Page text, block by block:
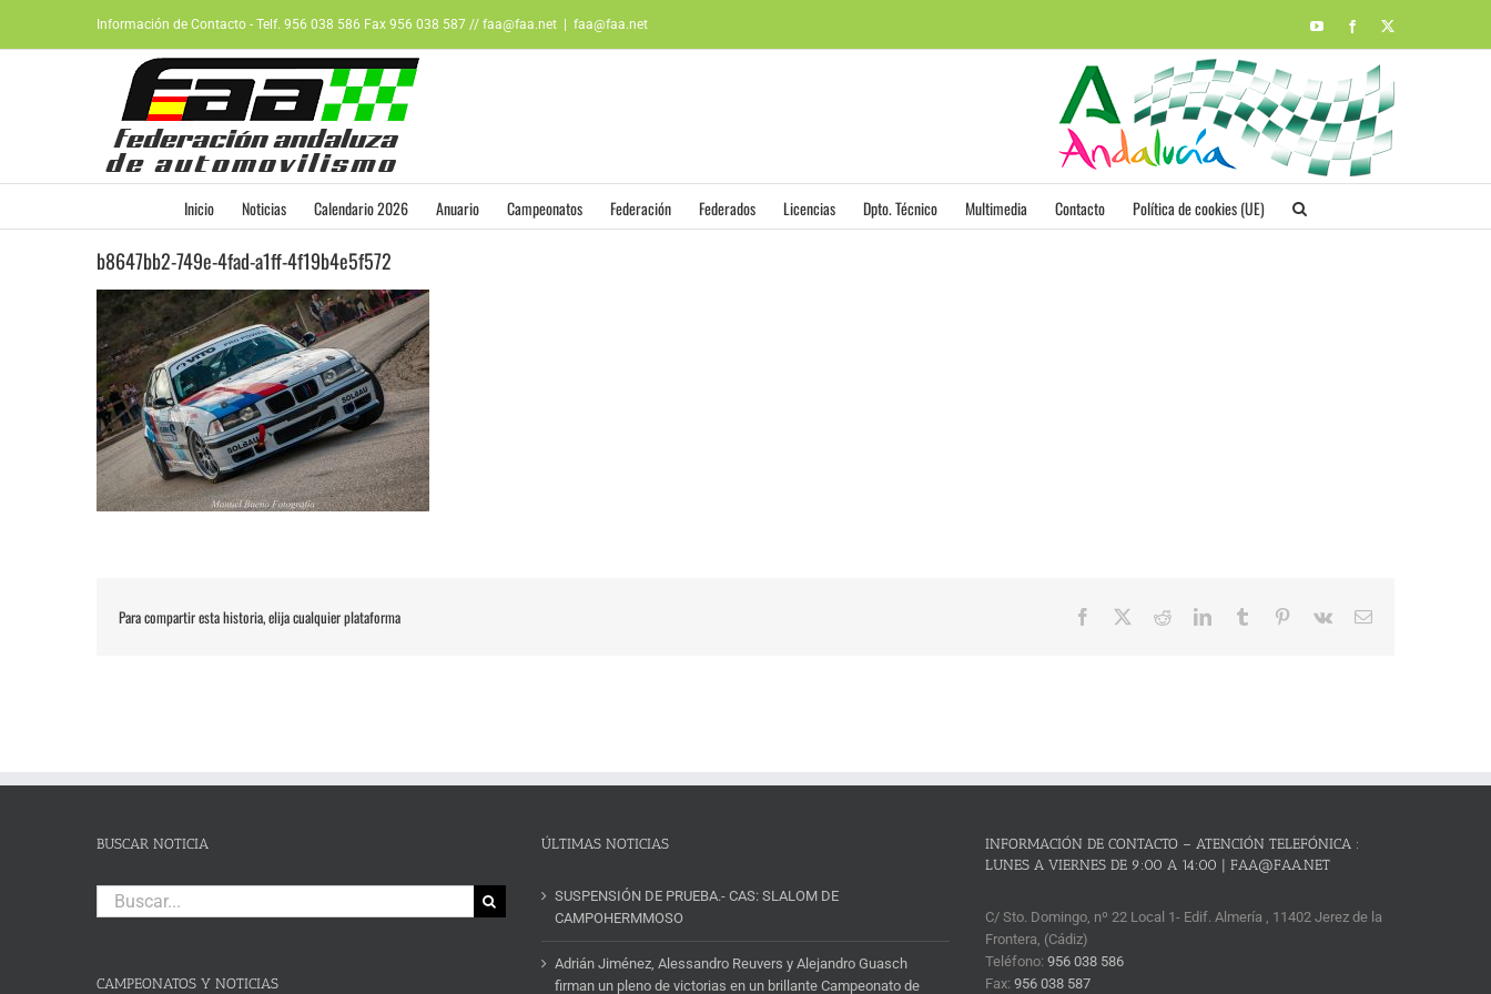
contenido
Información de Contacto - Telf. 956 038 586 Fax 956 038 587 // faa@faa.net faa@faa.net YouTubeFacebook
Inicio Noticias Calendario 2026 Anuario Campeonatos Federación Federados Licencias Dpto. Técnico Multimedia Contacto Política de cookies (UE)
b8647bb2-749e-4fad-a1ff-4f19b4e5f572
Para compartir esta historia, elija cualquier plataforma Facebook RedditLinkedInTumblr Pinterest
Vk
Correo
BUSCAR NOTICIA
Buscar:
CAMPEONATOS Y NOTICIAS
ÚLTIMAS NOTICIAS
SUSPENSIÓN DE PRUEBA.- CAS: SLALOM DE
CAMPOHERMMOSO
Adrián Jiménez, Alessandro Reuvers y Alejandro Guasch
firman un pleno de victorias en un brillante Campeonato de
INFORMACIÓN DE CONTACTO – ATENCIÓN TELEFÓNICA :
LUNES A VIERNES DE 9:00 A 14:00 | FAA@FAA.NET
C/ Sto. Domingo, nº 22 Local 1- Edif. Almería , 11402 Jerez de la
Frontera, (Cádiz)
Teléfono:956 038 586
Fax:956 038 587